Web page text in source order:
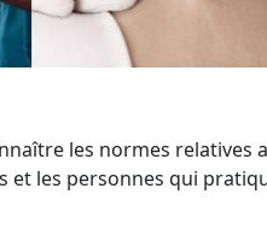
les normes relatives
et les personnes qui